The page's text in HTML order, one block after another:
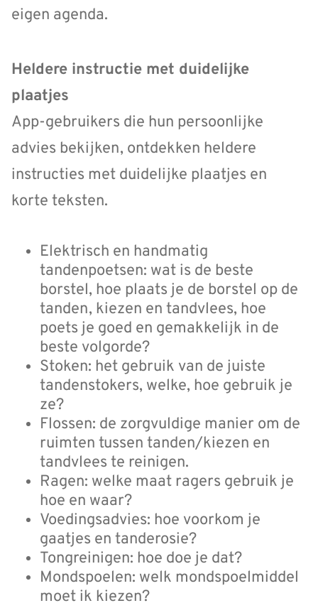
eigen agenda.
Heldere instructie met duidelijke
plaatjes
App-gebruikers die hun persoonlijke
advies bekijken, ontdekken heldere
instructies met duidelijke plaatjes en
korte teksten.
Elektrisch en handmatig
tandenpoetsen: wat is de beste
borstel, hoe plaats je de borstel op de
tanden, kiezen en tandvlees, hoe
poets je goed en gemakkelijk in de
beste volgorde?
Stoken: het gebruik van de juiste
tandenstokers, welke, hoe gebruik je
ze?
Flossen: de zorgvuldige manier om de
ruimten tussen tanden/kiezen en
tandvlees te reinigen.
Ragen: welke maat ragers gebruik je
hoe en waar?
Voedingsadvies: hoe voorkom je
gaatjes en tanderosie?
Tongreinigen: hoe doe je dat?
Mondspoelen: welk mondspoelmiddel
moet ik kiezen?